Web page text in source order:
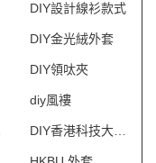
DIY設計線衫款式
DIY金光絨外套
DIY領呔夾
diy風褸